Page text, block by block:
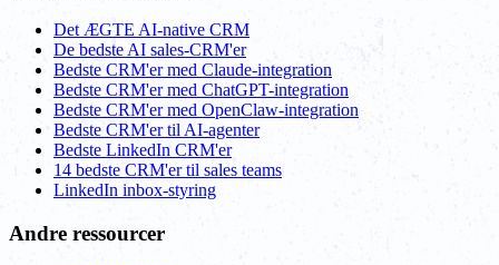
Det ÆGTE AI-native CRM
De bedste AI sales-CRM'er
Bedste CRM'er med Claude-integration
Bedste CRM'er med ChatGPT-integration
Bedste CRM'er med OpenClaw-integration
Bedste CRM'er til AI-agenter
Bedste LinkedIn CRM'er
14 bedste CRM'er til sales teams
LinkedIn inbox-styring
Andre ressourcer